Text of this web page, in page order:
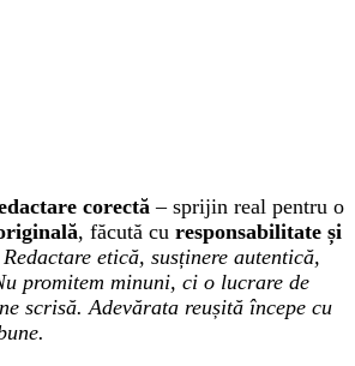
corectă– sprijin real pentru o
, făcută cu responsabilitate și
Redactare etică, susținere autentică,
promitem minuni, ci o lucrare de
scrisă. Adevărata reușită începe cu